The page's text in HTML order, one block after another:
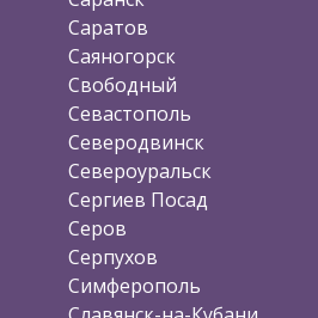
Саратов
Саяногорск
Свободный
Севастополь
Северодвинск
Североуральск
Сергиев Посад
Серов
Серпухов
Симферополь